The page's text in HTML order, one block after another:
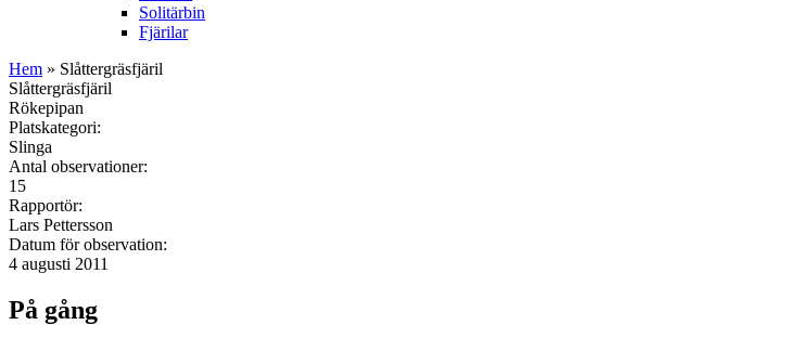
Solitärbin
Fjärilar
Hem » Slåttergräsfjäril
Slåttergräsfjäril
Rökepipan
Platskategori:
Slinga
Antal observationer:
15
Rapportör:
Lars Pettersson
Datum för observation:
4 augusti 2011
På gång